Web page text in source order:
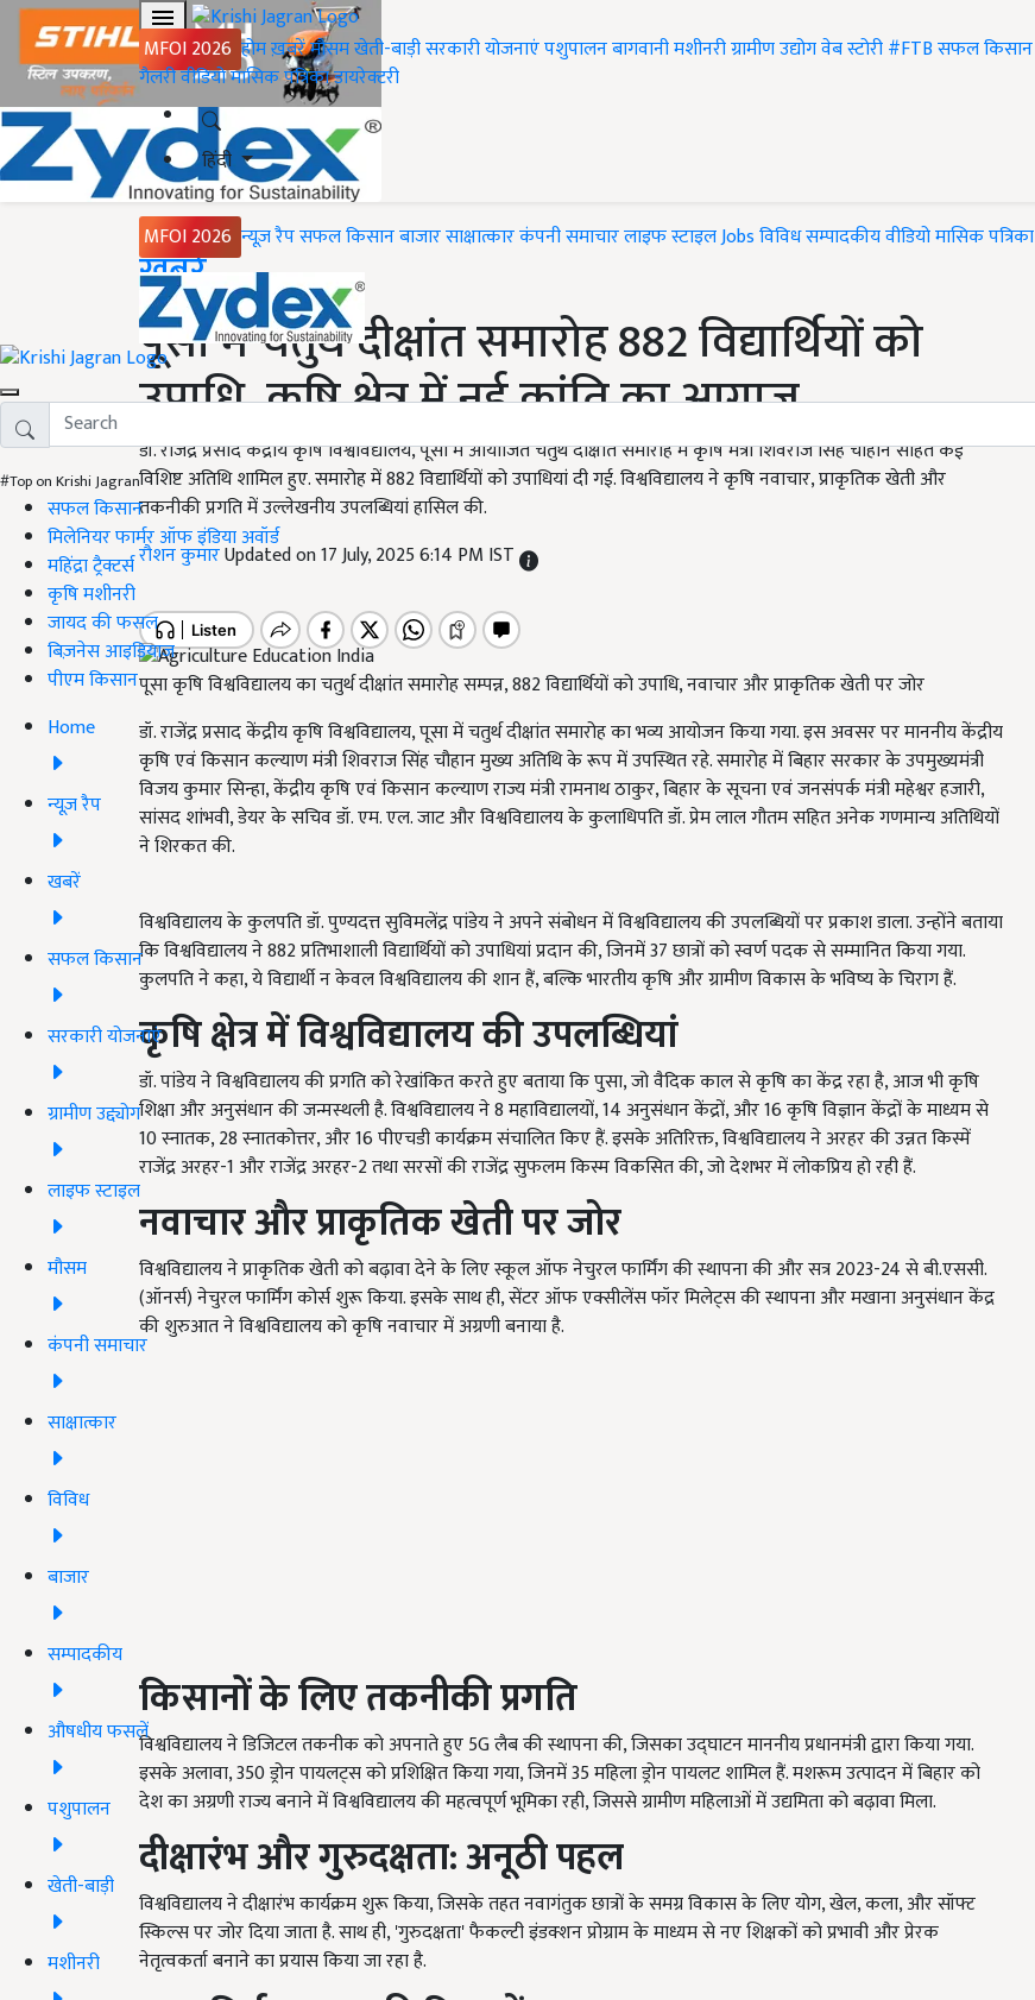
MFOI 2026 होमख़बरेंमौसमखेती-बाड़ीसरकारी योजनाएंपशुपालनबागवानीमशीनरीग्रामीण उद्योगवेब स्टोरी#FTBसफल किसान
गैलरीवीडियोमासिक पत्रिकाडायरेक्टरी
हिंदी
MFOI 2026 न्यूज़ रैपसफल किसानबाजारसाक्षात्कारकंपनी समाचारलाइफ स्टाइलJobsविविधसम्पादकीयवीडियोमासिक पत्रिका
#Top on Krishi Jagran
सफल किसान
मिलेनियर फार्मर ऑफ इंडिया अवॉर्ड
महिंद्रा ट्रैक्टर्स
कृषि मशीनरी
जायद की फसल
बिज़नेस आइडियाज
पीएम किसान
Home
न्यूज़ रैप
खबरें
सफल किसान
सरकारी योजनाएं
ग्रामीण उद्द्योग
लाइफ स्टाइल
मौसम
कंपनी समाचार
साक्षात्कार
विविध
बाजार
सम्पादकीय
औषधीय फसलें
पशुपालन
खेती-बाड़ी
मशीनरी
Home
ख़बरें
पूसा में चतुर्थ दीक्षांत समारोह 882 विद्यार्थियों को
उपाधि, कृषि क्षेत्र में नई क्रांति का आगाज
डॉ. राजेंद्र प्रसाद केंद्रीय कृषि विश्वविद्यालय, पूसा में आयोजित चतुर्थ दीक्षांत समारोह में कृषि मंत्री शिवराज सिंह चौहान सहित कई
विशिष्ट अतिथि शामिल हुए. समारोह में 882 विद्यार्थियों को उपाधियां दी गई. विश्वविद्यालय ने कृषि नवाचार, प्राकृतिक खेती और
तकनीकी प्रगति में उल्लेखनीय उपलब्धियां हासिल की.
रौशन कुमारUpdated on 17 July, 2025 6:14 PM IST
पूसा कृषि विश्वविद्यालय का चतुर्थ दीक्षांत समारोह सम्पन्न, 882 विद्यार्थियों को उपाधि, नवाचार और प्राकृतिक खेती पर जोर
डॉ. राजेंद्र प्रसाद केंद्रीय कृषि विश्वविद्यालय, पूसा में चतुर्थ दीक्षांत समारोह का भव्य आयोजन किया गया. इस अवसर पर माननीय केंद्रीय
कृषि एवं किसान कल्याण मंत्री शिवराज सिंह चौहान मुख्य अतिथि के रूप में उपस्थित रहे. समारोह में बिहार सरकार के उपमुख्यमंत्री
विजय कुमार सिन्हा, केंद्रीय कृषि एवं किसान कल्याण राज्य मंत्री रामनाथ ठाकुर, बिहार के सूचना एवं जनसंपर्क मंत्री महेश्वर हजारी,
सांसद शांभवी, डेयर के सचिव डॉ. एम. एल. जाट और विश्वविद्यालय के कुलाधिपति डॉ. प्रेम लाल गौतम सहित अनेक गणमान्य अतिथियों
ने शिरकत की.
विश्वविद्यालय के कुलपति डॉ. पुण्यदत्त सुविमलेंद्र पांडेय ने अपने संबोधन में विश्वविद्यालय की उपलब्धियों पर प्रकाश डाला. उन्होंने बताया
कि विश्वविद्यालय ने 882 प्रतिभाशाली विद्यार्थियों को उपाधियां प्रदान की, जिनमें 37 छात्रों को स्वर्ण पदक से सम्मानित किया गया.
कुलपति ने कहा, ये विद्यार्थी न केवल विश्वविद्यालय की शान हैं, बल्कि भारतीय कृषि और ग्रामीण विकास के भविष्य के चिराग हैं.
कृषि क्षेत्र में विश्वविद्यालय की उपलब्धियां
डॉ. पांडेय ने विश्वविद्यालय की प्रगति को रेखांकित करते हुए बताया कि पुसा, जो वैदिक काल से कृषि का केंद्र रहा है, आज भी कृषि
शिक्षा और अनुसंधान की जन्मस्थली है. विश्वविद्यालय ने 8 महाविद्यालयों, 14 अनुसंधान केंद्रों, और 16 कृषि विज्ञान केंद्रों के माध्यम से
10 स्नातक, 28 स्नातकोत्तर, और 16 पीएचडी कार्यक्रम संचालित किए हैं. इसके अतिरिक्त, विश्वविद्यालय ने अरहर की उन्नत किस्में
राजेंद्र अरहर-1 और राजेंद्र अरहर-2 तथा सरसों की राजेंद्र सुफलम किस्म विकसित की, जो देशभर में लोकप्रिय हो रही हैं.
नवाचार और प्राकृतिक खेती पर जोर
विश्वविद्यालय ने प्राकृतिक खेती को बढ़ावा देने के लिए स्कूल ऑफ नेचुरल फार्मिंग की स्थापना की और सत्र 2023-24 से बी.एससी.
(ऑनर्स) नेचुरल फार्मिंग कोर्स शुरू किया. इसके साथ ही, सेंटर ऑफ एक्सीलेंस फॉर मिलेट्स की स्थापना और मखाना अनुसंधान केंद्र
की शुरुआत ने विश्वविद्यालय को कृषि नवाचार में अग्रणी बनाया है.
किसानों के लिए तकनीकी प्रगति
विश्वविद्यालय ने डिजिटल तकनीक को अपनाते हुए 5G लैब की स्थापना की, जिसका उद्घाटन माननीय प्रधानमंत्री द्वारा किया गया.
इसके अलावा, 350 ड्रोन पायलट्स को प्रशिक्षित किया गया, जिनमें 35 महिला ड्रोन पायलट शामिल हैं. मशरूम उत्पादन में बिहार को
देश का अग्रणी राज्य बनाने में विश्वविद्यालय की महत्वपूर्ण भूमिका रही, जिससे ग्रामीण महिलाओं में उद्यमिता को बढ़ावा मिला.
दीक्षारंभ और गुरुदक्षता: अनूठी पहल
विश्वविद्यालय ने दीक्षारंभ कार्यक्रम शुरू किया, जिसके तहत नवागंतुक छात्रों के समग्र विकास के लिए योग, खेल, कला, और सॉफ्ट
स्किल्स पर जोर दिया जाता है. साथ ही, 'गुरुदक्षता' फैकल्टी इंडक्शन प्रोग्राम के माध्यम से नए शिक्षकों को प्रभावी और प्रेरक
नेतृत्वकर्ता बनाने का प्रयास किया जा रहा है.